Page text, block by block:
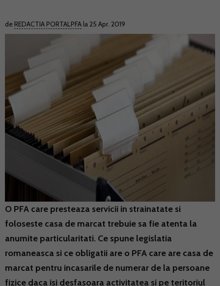
de REDACTIA PORTALPFA la 25 Apr. 2019
O PFA care presteaza servicii in strainatate si
foloseste casa de marcat trebuie sa fie atenta la
anumite particularitati. Ce spune legislatia
romaneasca si ce obligatii are o PFA care are casa de
marcat pentru incasarile de numerar de la persoane
fizice daca isi desfasoara activitatea si pe teritoriul